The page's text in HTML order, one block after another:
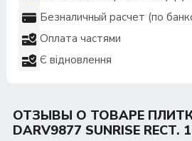
Безналичный расчет (по
Оплата частями
Є відновлення
ОТЗЫВЫ О ТОВАРЕ
DARV9877 SUNRISE RECT.